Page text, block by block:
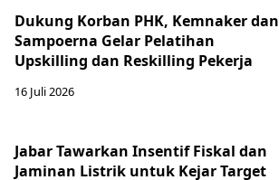
Dukung Korban PHK, Kemnaker dan
Sampoerna Gelar Pelatihan
Upskilling dan Reskilling Pekerja
16 Juli 2026
Jabar Tawarkan Insentif Fiskal dan
Jaminan Listrik untuk Kejar Target